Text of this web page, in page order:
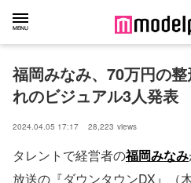
福岡みなみ、70万円の
れのビジュアル3人発表
2024.04.05 17:17 28,223 views
タレントで経営者の福岡みなみ
放送の『ダウンタウンDX』（